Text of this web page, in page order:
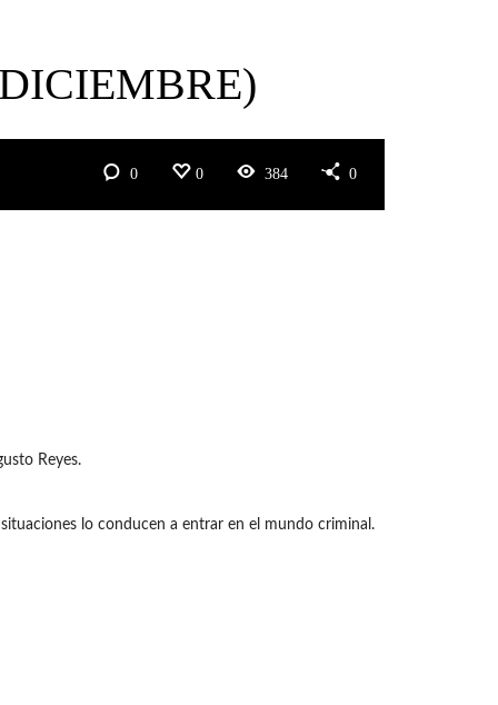
0 0 384 0
Reyes.
lo conducen a entrar en el mundo criminal.